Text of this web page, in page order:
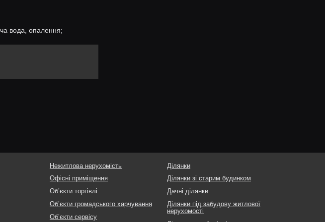
вода, опалення;
Нежитлова нерухомість
Офісні приміщення
Об’єкти торгівлі
Об’єкти громадського харчування
Об’єкти сервісу
Ділянки
Ділянки зі старим будинком
Дачні ділянки
Ділянки під забудову житлової
нерухомості